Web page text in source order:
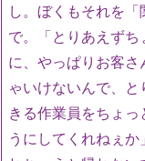
し。ぼくもそれを
で。「とりあえず
に、やっぱりお客
ゃいけないんで、
きる作業員をちょ
うにしてくれねぇ